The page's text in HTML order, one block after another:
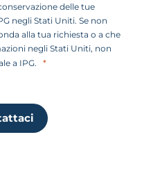
delle tue
negli Stati Uniti. Se non
alla tua richiesta o a che
negli Stati Uniti, non
a IPG.